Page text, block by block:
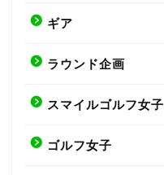
ギア
ラウンド企画
スマイルゴルフ女子
ゴルフ女子